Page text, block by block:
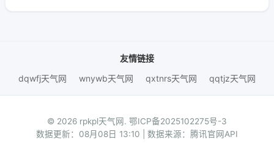
友情链接
dqwfj天气网
wnywb天气网 qxtnrs天气网 qqtjz天气网
© 2026 rpkpl天气网. 鄂ICP备2025102275号-3
数据更新：08月08日 13:10 | 数据来源：腾讯官网API